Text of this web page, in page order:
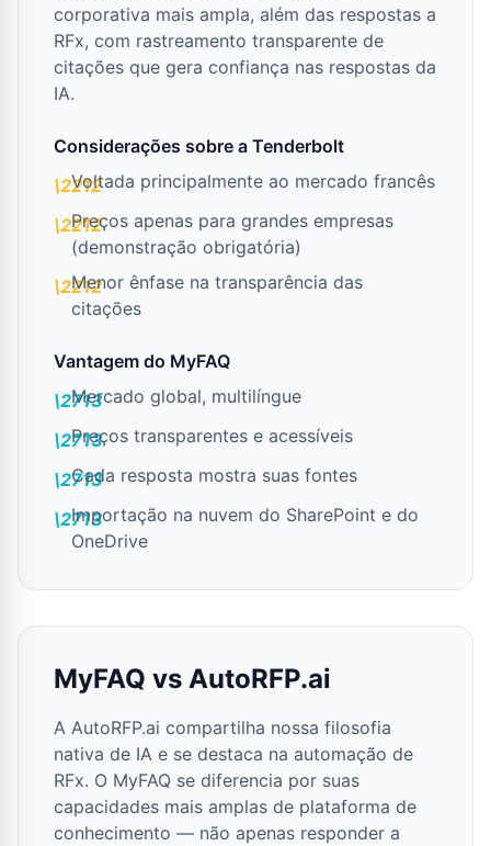
corporativa mais ampla, além das respostas a
RFx, com rastreamento transparente de
citações que gera confiança nas respostas da
IA.
Considerações sobre a Tenderbolt
Voltada principalmente ao mercado francês
Preços apenas para grandes empresas
(demonstração obrigatória)
Menor ênfase na transparência das
citações
Vantagem do MyFAQ
Mercado global, multilíngue
Preços transparentes e acessíveis
Cada resposta mostra suas fontes
Importação na nuvem do SharePoint e do
OneDrive
MyFAQ vs AutoRFP.ai
A AutoRFP.ai compartilha nossa filosofia
nativa de IA e se destaca na automação de
RFx. O MyFAQ se diferencia por suas
capacidades mais amplas de plataforma de
conhecimento — não apenas responder a